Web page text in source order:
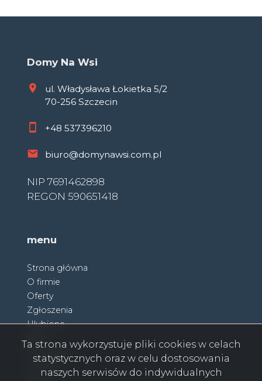
Domy Na Wsi
ul. Władysława Łokietka 5/2
70-256 Szczecin
+48 537396210
biuro@domynawsi.com.pl
NIP 7691462898
REGON 590651418
menu
Strona główna
O firmie
Oferty
Zgłoszenia
Ulubione
Kontakt
Ta strona wykorzystuje pliki cookies w celach
statystycznych oraz w celu dostosowania
naszych serwisów do indywidualnych